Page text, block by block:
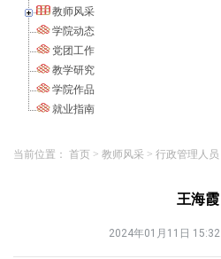
教师风采
学院动态
党团工作
教学研究
学院作品
就业指南
当前位置： 首页 > 教师风采 > 行政管理人员
王海霞
2024年01月11日 15:32